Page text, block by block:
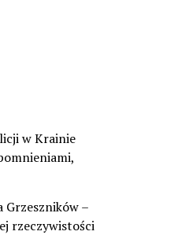
w Krainie
Grzeszników –
rzeczywistości